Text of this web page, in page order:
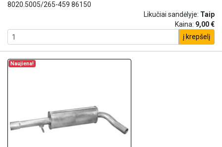
8020.5005/265-459 86150
Likučiai sandėlyje: Taip
Kaina: 9,00 €
į krepšelį
Naujiena!